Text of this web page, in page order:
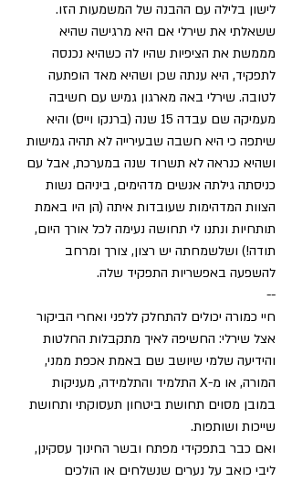
לישון בלילה עם ההבנה של המשמעות הזו.
ששאלתי את שירלי אם היא מרגישה שהיא
מממשת את הציפיות שהיו לה כשהיא נכנסה
לתפקיד, היא ענתה שכן ושהיא מאד הופתעה
לטובה. שירלי באה מארגון גמיש עם חשיבה
מעמיקה שם עבדה 15 שנה (ברנקו וייס) והיא
שיתפה כי היא חשבה שבעירייה לא תהיה גמישות
ושהיא כנראה לא תשרוד שנה במערכת, אבל עם
כניסתה גילתה אנשים מדהימים, ביניהם נשות
הצוות המדהימות שעובדות איתה (הן היו באמת
תותחיות ונתנו לי תחושה נעימה לכל אורך היום,
תודה!) ושלשמחתה יש רצון, צורך ומרחב
להשפעה באפשריות התפקיד שלה.
--
חיי כמורה יכולים להתחלק ללפני ואחרי הביקור
אצל שירלי: החשיפה לאיך מתקבלות החלטות
והידיעה שלמי שיושב שם באמת אכפת ממני,
המורה, או מ-X התלמיד והתלמידה, מעניקות
במובן מסוים תחושת ביטחון תעסוקתי ותחושת
שייכות ושותפות.
ואם כבר בתפקידי מפתח ובשר החינוך עסקינן,
ליבי כואב על נערים שנשלחים או הולכים